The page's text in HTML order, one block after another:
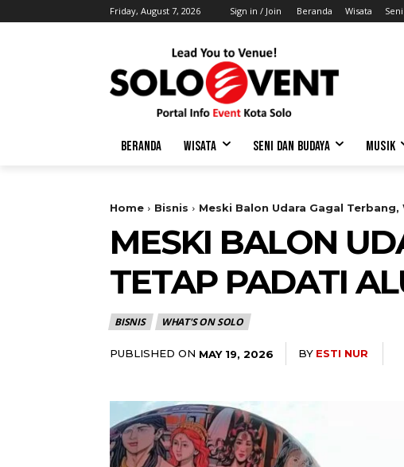
Friday, August 7, 2026 Sign in / Join Beranda Wisata
BERANDA WISATA SENI DAN BUDAYA MUSIK
Home Bisnis Meski Balon Udara Gagal
MESKI BALON
TETAP PADATI
BISNIS WHAT'S ON SOLO
PUBLISHED ON MAY 19, 2026 BY ESTI NUR